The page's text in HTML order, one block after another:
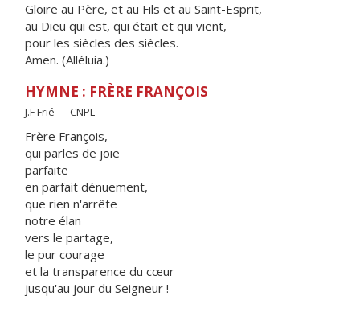
Gloire au Père, et au Fils et au Saint-Esprit,
au Dieu qui est, qui était et qui vient,
pour les siècles des siècles.
Amen. (Alléluia.)
HYMNE : FRÈRE FRANÇOIS
J.F Frié — CNPL
Frère François,
qui parles de joie
parfaite
en parfait dénuement,
que rien n'arrête
notre élan
vers le partage,
le pur courage
et la transparence du cœur
jusqu'au jour du Seigneur !